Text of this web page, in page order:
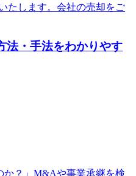
たします。会社の売却をご
法・手法をわかりやす
か？」M&Aや事業承継を検